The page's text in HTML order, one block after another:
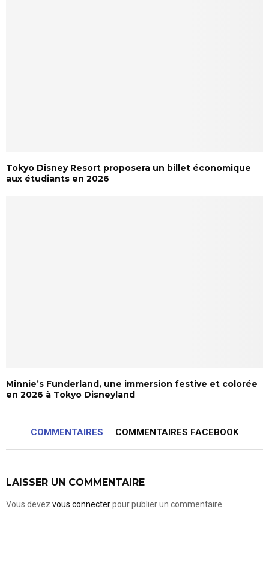
Tokyo Disney Resort proposera un billet économique
aux étudiants en 2026
Minnie’s Funderland, une immersion festive et colorée
en 2026 à Tokyo Disneyland
COMMENTAIRES COMMENTAIRES FACEBOOK
LAISSER UN COMMENTAIRE
Vous devez vous connecterpour publier un commentaire.